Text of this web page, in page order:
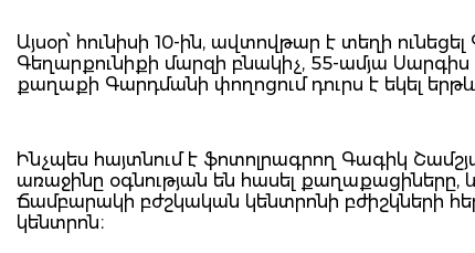
Այսօր՝ հունիսի 10-ին, ավտովթար է տեղի
Գեղարքունիքի մարզի բնակիչ, 55-ամյա
քաղաքի Գարդմանի փողոցում դուրս է եկել
Ինչպես հայտնում է ֆոտոլրագրող Գագիկ
առաջինը օգնության են հասել
Ճամբարակի բժշկական կենտրոնի բժիշկների
կենտրոն։